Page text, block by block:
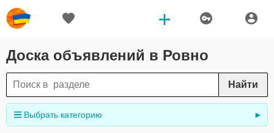
Доска объявлений в Ровно
Найти
Выбрать категорию ►